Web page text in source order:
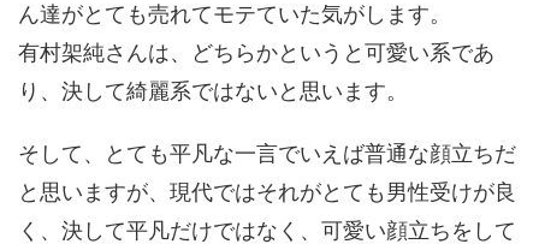
ん達がとても売れてモテていた気がします。
有村架純さんは、どちらかというと可愛い系であ
り、決して綺麗系ではないと思います。
そして、とても平凡な一言でいえば普通な顔立ちだ
と思いますが、現代ではそれがとても男性受けが良
く、決して平凡だけではなく、可愛い顔立ちをして